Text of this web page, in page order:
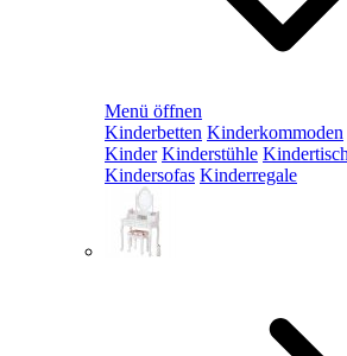
Menü öffnen
Kinderbetten Kinderkommoden
Kinder Kinderstühle
Kindersofas Kinderregale